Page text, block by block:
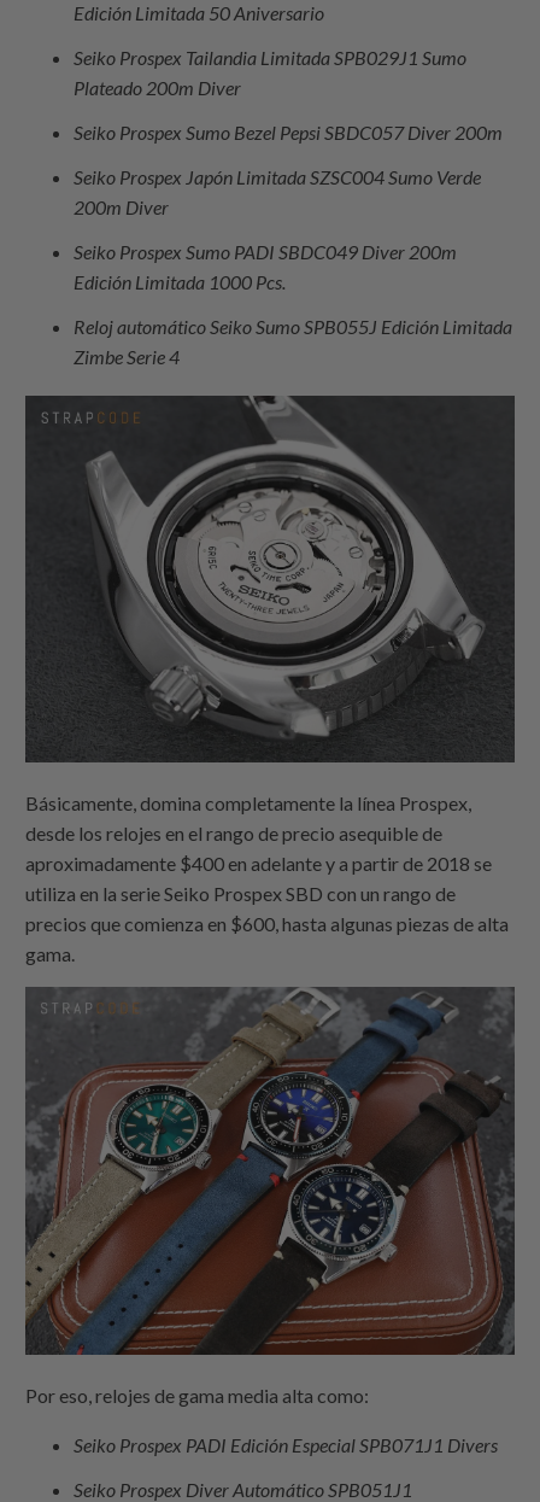
Edición Limitada 50 Aniversario
Seiko Prospex Tailandia Limitada SPB029J1 Sumo
Plateado 200m Diver
Seiko Prospex Sumo Bezel Pepsi SBDC057 Diver 200m
Seiko Prospex Japón Limitada SZSC004 Sumo Verde
200m Diver
Seiko Prospex Sumo PADI SBDC049 Diver 200m
Edición Limitada 1000 Pcs.
Reloj automático Seiko Sumo SPB055J Edición Limitada
Zimbe Serie 4
Básicamente, domina completamente la línea Prospex,
desde los relojes en el rango de precio asequible de
aproximadamente $400 en adelante y a partir de 2018 se
utiliza en la serie Seiko Prospex SBD con un rango de
precios que comienza en $600, hasta algunas piezas de alta
gama.
Por eso, relojes de gama media alta como:
Seiko Prospex PADI Edición Especial SPB071J1 Divers
Seiko Prospex Diver Automático SPB051J1